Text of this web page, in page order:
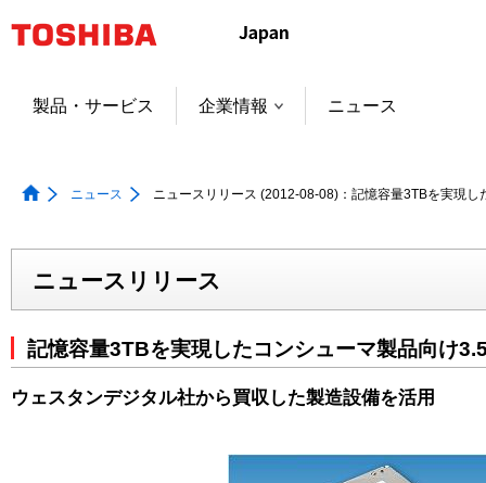
ャ
製品・サービス 企業情報 ニュース
ニュース ニュースリリース (2012-08-08)：記憶容量3TBを実現
ニュースリリース
記憶容量3TBを実現したコンシューマ製品向け
ウェスタンデジタル社から買収した製造設備を活用